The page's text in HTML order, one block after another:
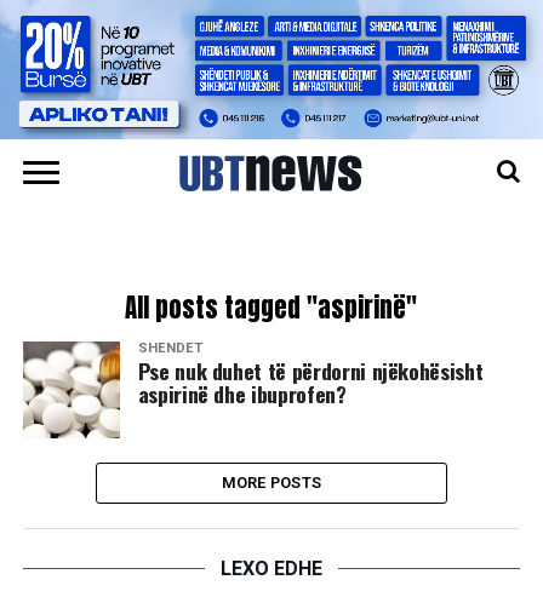
All posts tagged "aspirinë"
SHËNDET
Pse nuk duhet të përdorni njëkohësisht
aspirinë dhe ibuprofen?
MORE POSTS
LEXO EDHE